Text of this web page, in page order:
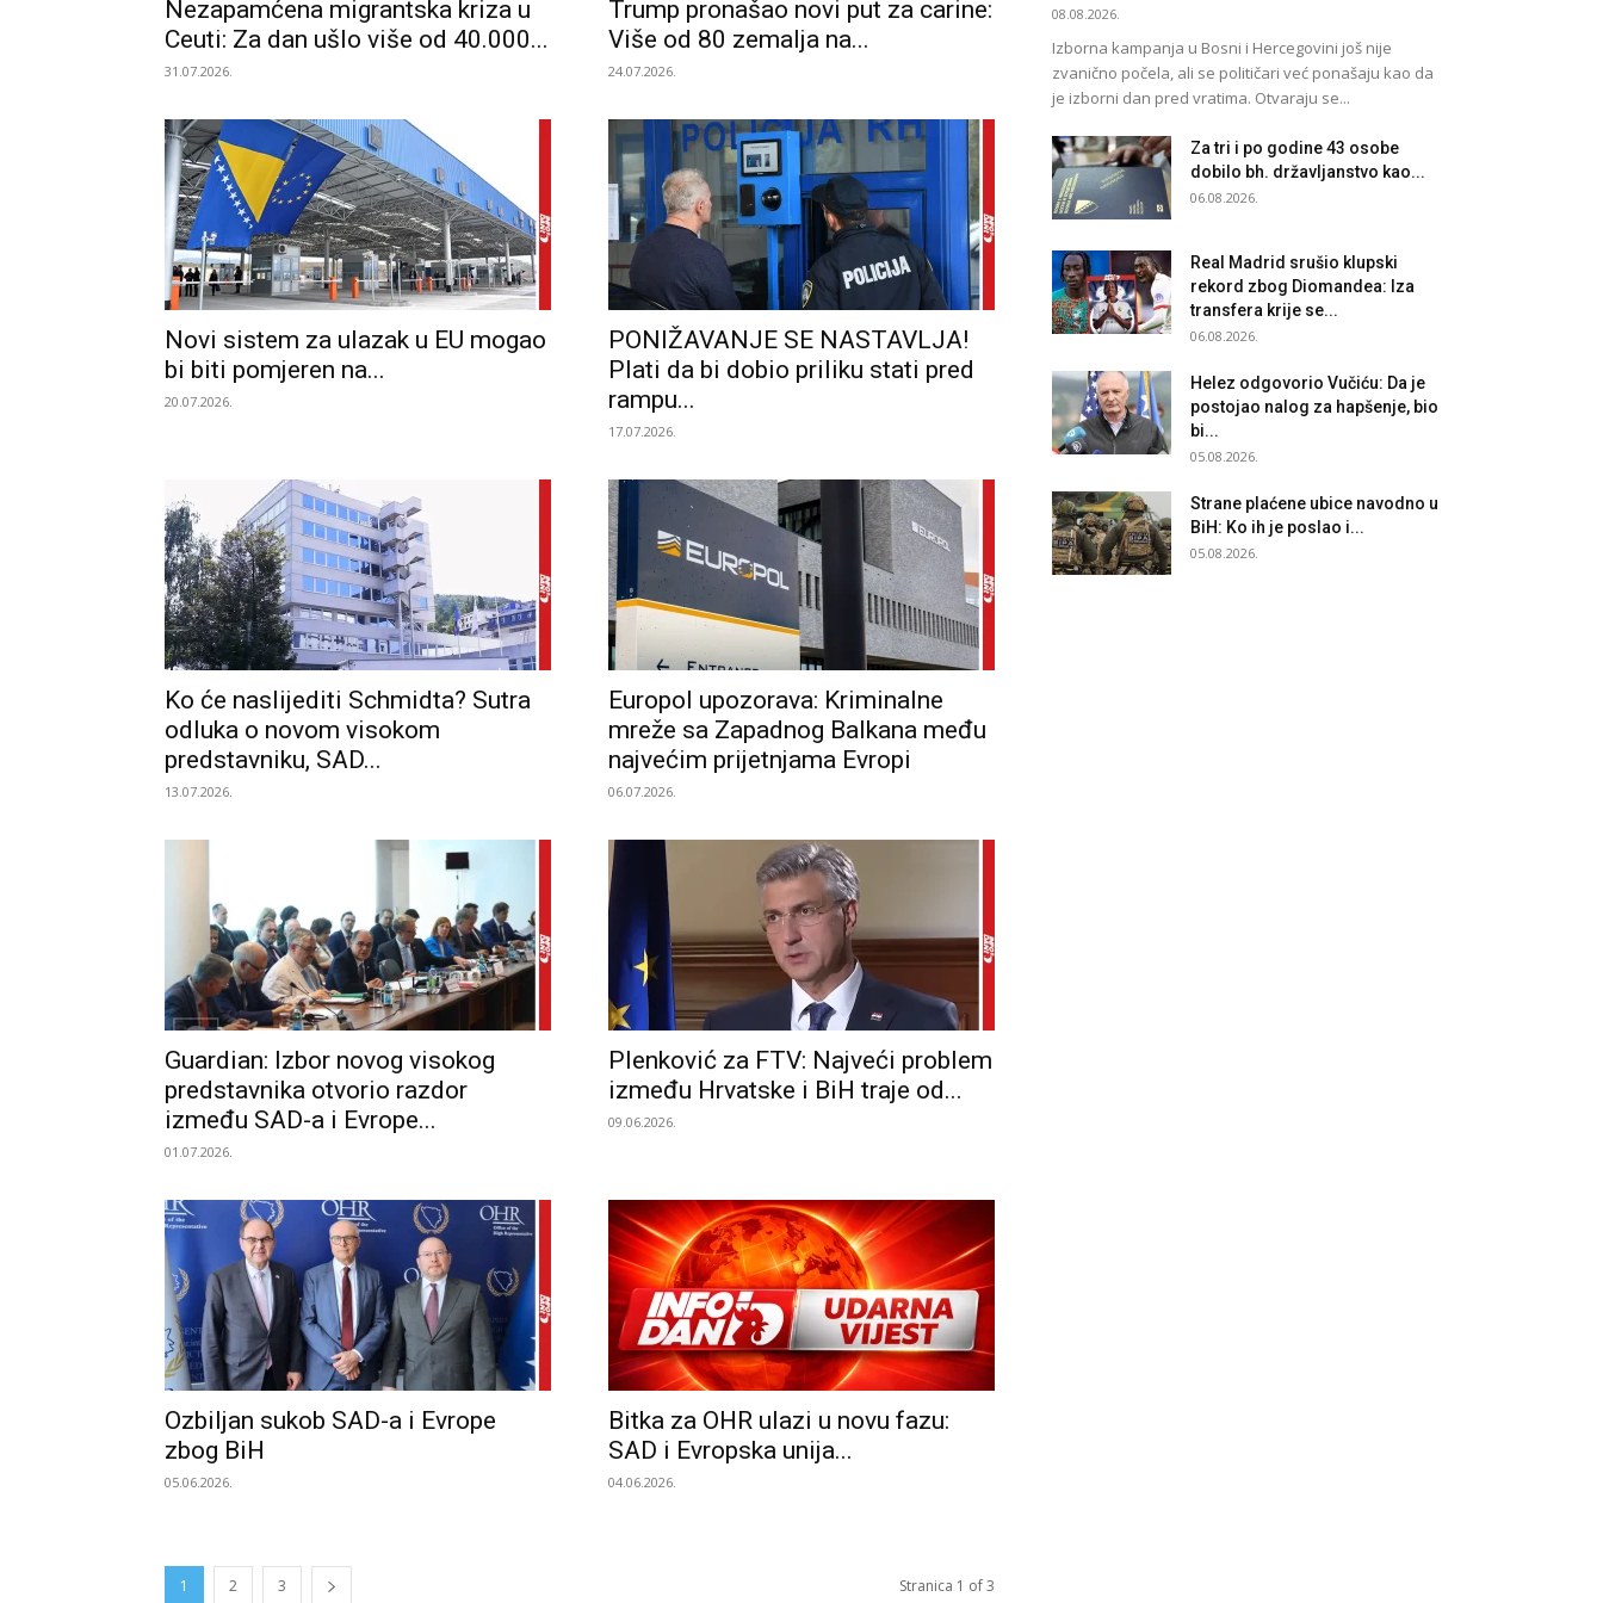
Nezapamćena migrantska kriza u
Ceuti: Za dan ušlo više od 40.000...
31.07.2026.
Trump pronašao novi put za carine:
Više od 80 zemalja na...
24.07.2026.
Novi sistem za ulazak u EU mogao
bi biti pomjeren na...
20.07.2026.
PONIŽAVANJE SE NASTAVLJA!
Plati da bi dobio priliku stati pred
rampu...
17.07.2026.
Ko će naslijediti Schmidta? Sutra
odluka o novom visokom
predstavniku, SAD...
13.07.2026.
Europol upozorava: Kriminalne
mreže sa Zapadnog Balkana među
najvećim prijetnjama Evropi
06.07.2026.
Guardian: Izbor novog visokog
predstavnika otvorio razdor
između SAD-a i Evrope...
01.07.2026.
Plenković za FTV: Najveći problem
između Hrvatske i BiH traje od...
09.06.2026.
Ozbiljan sukob SAD-a i Evrope
zbog BiH
05.06.2026.
Bitka za OHR ulazi u novu fazu:
SAD i Evropska unija...
04.06.2026.
1 2 3 Stranica 1 of 3
08.08.2026.
Izborna kampanja u Bosni i Hercegovini još nije
zvanično počela, ali se političari već ponašaju kao da
je izborni dan pred vratima. Otvaraju se...
Za tri i po godine 43 osobe
dobilo bh. državljanstvo kao...
06.08.2026.
Real Madrid srušio klupski
rekord zbog Diomandea: Iza
transfera krije se...
06.08.2026.
Helez odgovorio Vučiću: Da je
postojao nalog za hapšenje, bio
bi...
05.08.2026.
Strane plaćene ubice navodno u
BiH: Ko ih je poslao i...
05.08.2026.